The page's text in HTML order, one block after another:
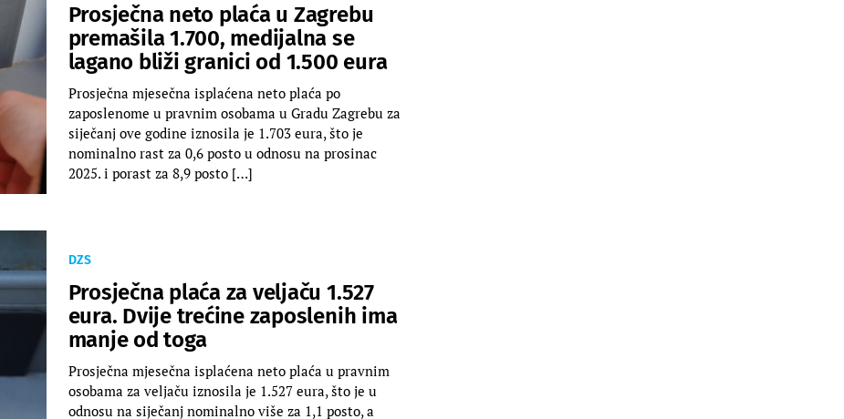
Prosječna neto plaća u Zagrebu
premašila 1.700, medijalna se
lagano bliži granici od 1.500 eura
Prosječna mjesečna isplaćena neto plaća po
zaposlenome u pravnim osobama u Gradu Zagrebu za
siječanj ove godine iznosila je 1.703 eura, što je
nominalno rast za 0,6 posto u odnosu na prosinac
2025. i porast za 8,9 posto […]
DZS
Prosječna plaća za veljaču 1.527
eura. Dvije trećine zaposlenih ima
manje od toga
Prosječna mjesečna isplaćena neto plaća u pravnim
osobama za veljaču iznosila je 1.527 eura, što je u
odnosu na siječanj nominalno više za 1,1 posto, a